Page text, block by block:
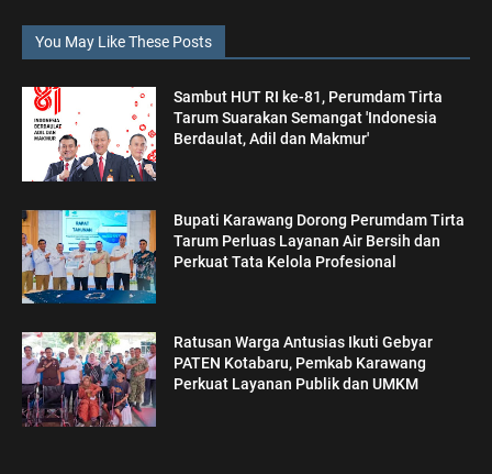
You May Like These Posts
Sambut HUT RI ke-81, Perumdam Tirta
Tarum Suarakan Semangat 'Indonesia
Berdaulat, Adil dan Makmur'
Bupati Karawang Dorong Perumdam Tirta
Tarum Perluas Layanan Air Bersih dan
Perkuat Tata Kelola Profesional
Ratusan Warga Antusias Ikuti Gebyar
PATEN Kotabaru, Pemkab Karawang
Perkuat Layanan Publik dan UMKM